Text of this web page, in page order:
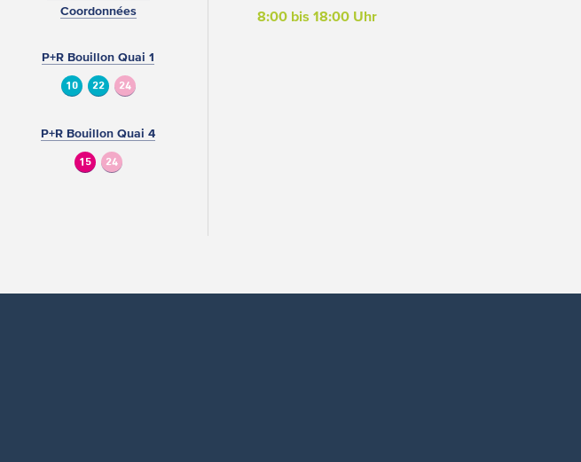
Coordonnées
P+R Bouillon Quai 1
10 22 24
P+R Bouillon Quai 4
15 24
8:00 bis 18:00 Uhr